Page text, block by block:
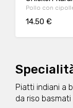
Pollo con
14.50 €
Piatti indiani a
da riso basmati